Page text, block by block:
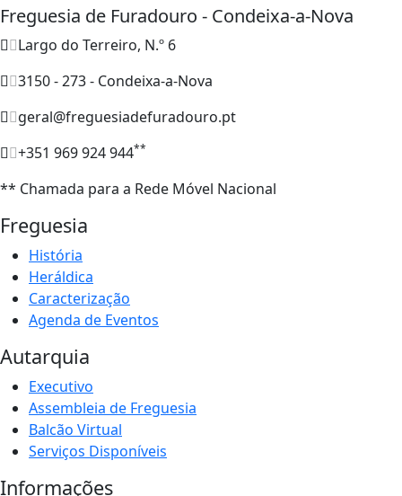
Freguesia de Furadouro - Condeixa-a-Nova
Largo do Terreiro, N.º 6
3150 - 273 - Condeixa-a-Nova
geral@freguesiadefuradouro.pt
+351 969 924 944**
** Chamada para a Rede Móvel Nacional
Freguesia
História
Heráldica
Caracterização
Agenda de Eventos
Autarquia
Executivo
Assembleia de Freguesia
Balcão Virtual
Serviços Disponíveis
Informações